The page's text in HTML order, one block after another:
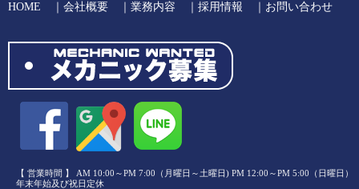
HOME 会社概要 業務内容 採用情報 お問い合わせ
【 営業時間 】 AM 10:00～PM 7:00（月曜日～土曜日) PM 12:00～PM 5:00（日曜日）
年末年始及び祝日定休